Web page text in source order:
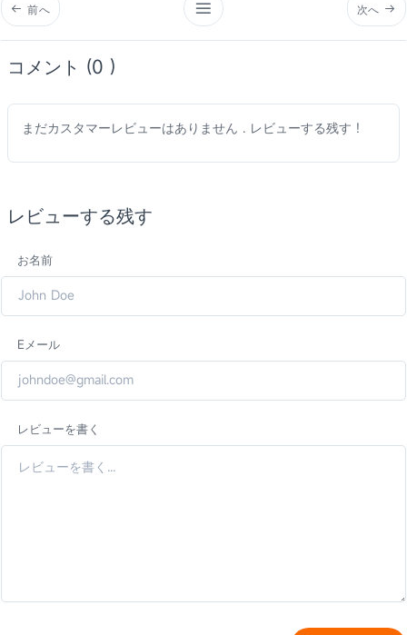
前へ 次へ
コメント (0 )
まだカスタマーレビューはありません . レビューする残す !
レビューする残す
お名前
Eメール
レビューを書く